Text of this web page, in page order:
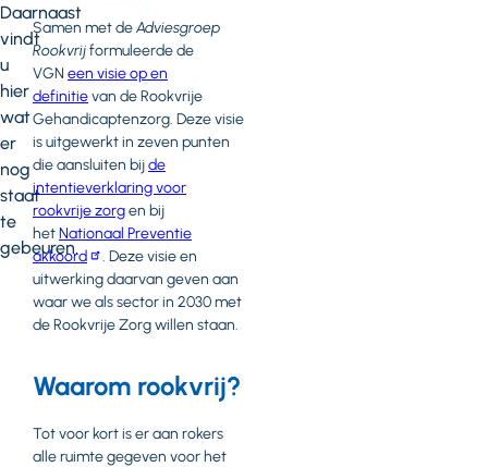
Daarnaast
vindt
u
hier
wat
er
nog
staat
te
gebeuren.
Samen met deAdviesgroep
Rookvrijformuleerde de
VGN een visie op en
definitievan de Rookvrije
Gehandicaptenzorg. Deze visie
is uitgewerkt in zeven punten
die aansluiten bijde
intentieverklaring voor
rookvrije zorgen bij
hetNationaal Preventie
akkoord
. Deze visie en
uitwerking daarvan geven aan
waar we als sector in 2030 met
de Rookvrije Zorg willen staan.
Waarom rookvrij?
Tot voor kort is er aan rokers
alle ruimte gegeven voor het